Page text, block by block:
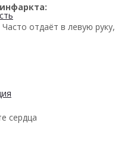
отдаёт в левую руку,
сердца